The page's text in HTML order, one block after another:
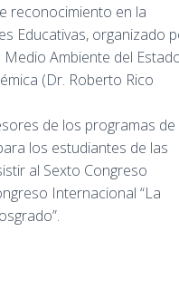
reconocimiento en la
Educativas, organizado
Ambiente del
(Dr. Roberto Rico
de los programas de
los estudiantes de las
al Sexto Congreso
Internacional “La